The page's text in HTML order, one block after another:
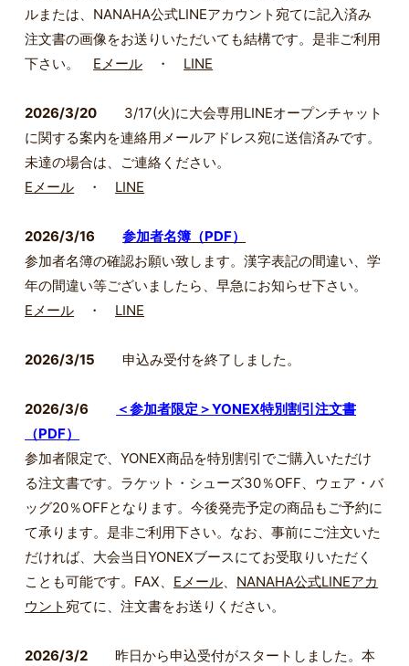
ルまたは、NANAHA公式LINEアカウント宛てに記入済み
注文書の画像をお送りいただいても結構です。是非ご利用
下さい。 Eメール ・ LINE
2026/3/20 3/17(火)に大会専用LINEオープンチャット
に関する案内を連絡用メールアドレス宛に送信済みです。
未達の場合は、ご連絡ください。
Eメール ・ LINE
2026/3/16参加者名簿（PDF）
参加者名簿の確認お願い致します。漢字表記の間違い、学
年の間違い等ございましたら、早急にお知らせ下さい。
Eメール ・ LINE
2026/3/15 申込み受付を終了しました。
2026/3/6
＜参加者限定＞YONEX特別割引注文書
（PDF）
参加者限定で、YONEX商品を特別割引でご購入いただけ
る注文書です。ラケット・シューズ30％OFF、ウェア・バ
ッグ20％OFFとなります。今後発売予定の商品もご予約に
て承ります。是非ご利用下さい。なお、事前にご注文いた
だければ、大会当日YONEXブースにてお受取りいただく
ことも可能です。FAX、 Eメール、 NANAHA公式LINEアカ
ウント宛てに、注文書をお送りください。
2026/3/2昨日から申込受付がスタートしました。本